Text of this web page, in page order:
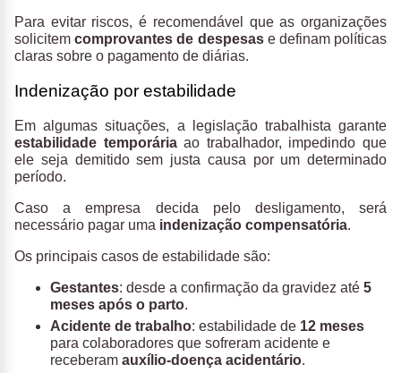
Para evitar riscos, é recomendável que as organizações
solicitemcomprovantes de despesase definam políticas
claras sobre o pagamento de diárias.
Indenização por estabilidade
Em algumas situações, a legislação trabalhista garante
estabilidade temporáriaao trabalhador, impedindo que
ele seja demitido sem justa causa por um determinado
período.
Caso a empresa decida pelo desligamento, será
necessário pagar uma indenização compensatória.
Os principais casos de estabilidade são:
Gestantes: desde a confirmação da gravidez até 5
meses após o parto.
Acidente de trabalho: estabilidade de 12 meses
para colaboradores que sofreram acidente e
receberam auxílio-doença acidentário.